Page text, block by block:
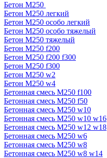
Бетон М250
Бетон М250 легкий
Бетон М250 особо легкий
Бетон М250 особо тяжелый
Бетон М250 тяжелый
Бетон М250 f200
Бетон М250 f200 f300
Бетон М250 f300
Бетон М250 w2
Бетон М250 w4
Бетонная смесь М250 f100
Бетонная смесь М250 f50
Бетонная смесь М250 w10
Бетонная смесь М250 w10 w16
Бетонная смесь М250 w12 w18
Бетонная смесь М250 w6
Бетонная смесь М250 w8
Бетонная смесь М250 w8 w14